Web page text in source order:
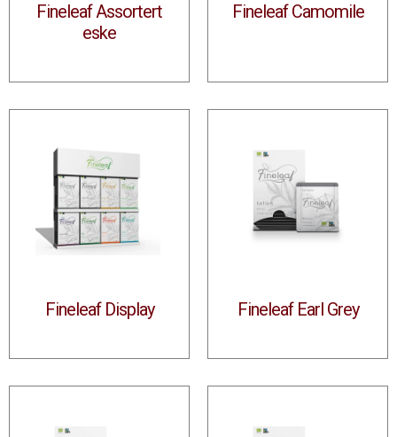
Fineleaf Assortert
eske
Fineleaf Camomile
Fineleaf Display Fineleaf Earl Grey